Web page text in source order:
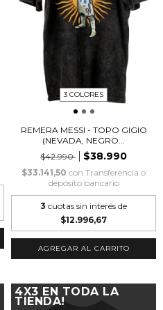
3 COLORES
REMERA MESSI - TOPO GIGIO
(NEVADA, NEGRO...
$42.990
$38.990
$33.141,50 con Transferencia o
depósito bancario
3 cuotas sin interés de
$12.996,67
AGREGAR AL CARRITO
4X3 EN TODA LA
TIENDA!